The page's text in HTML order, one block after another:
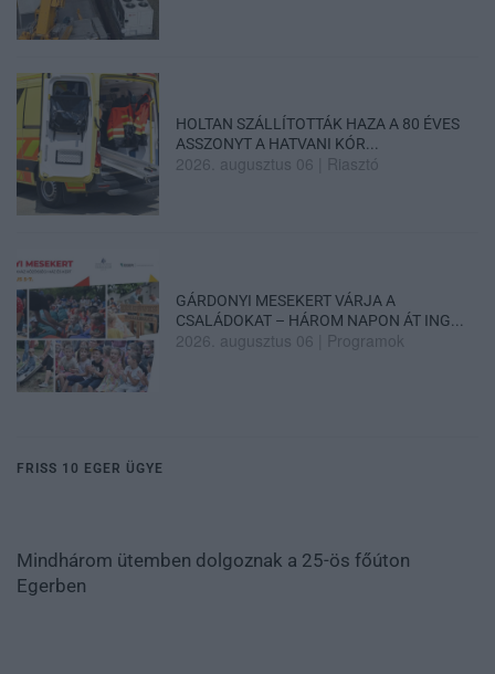
HOLTAN SZÁLLÍTOTTÁK HAZA A 80 ÉVES
ASSZONYT A HATVANI KÓR...
2026. augusztus 06 Riasztó
GÁRDONYI MESEKERT VÁRJA A
CSALÁDOKAT – HÁROM NAPON ÁT ING...
2026. augusztus 06 Programok
FRISS 10 EGER ÜGYE
Mindhárom ütemben dolgoznak a 25-ös főúton
Egerben